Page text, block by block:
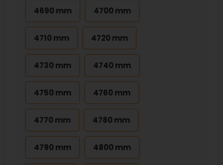
4690 mm 4700 mm
4710 mm 4720 mm
4730 mm 4740 mm
4750 mm 4760 mm
4770 mm 4780 mm
4790 mm 4800 mm